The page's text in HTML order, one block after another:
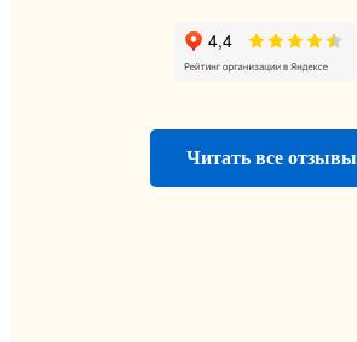
Читать все отзывы